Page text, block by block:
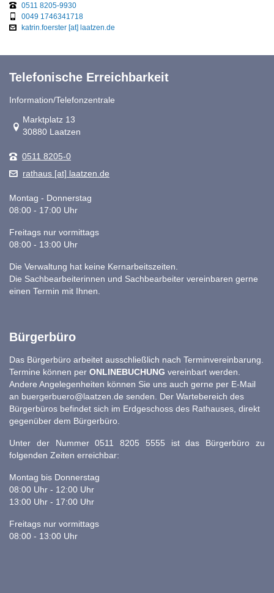
0511 8205-9930
0049 1746341718
katrin.foerster [at] laatzen.de
Telefonische Erreichbarkeit
Information/Telefonzentrale
Link zur Google-Maps Navigation
Marktplatz 13
30880 Laatzen
0511 8205-0
rathaus [at] laatzen.de
Montag - Donnerstag
08:00 - 17:00 Uhr
Freitags nur vormittags
08:00 - 13:00 Uhr
Die Verwaltung hat keine Kernarbeitszeiten.
Die Sachbearbeiterinnen und Sachbearbeiter vereinbaren gerne
einen Termin mit Ihnen.
Bürgerbüro
Das Bürgerbüro arbeitet ausschließlich nach Terminvereinbarung.
Termine können per ONLINEBUCHUNG vereinbart werden.
Andere Angelegenheiten können Sie uns auch gerne per E-Mail
an buergerbuero@laatzen.de senden. Der Wartebereich des
Bürgerbüros befindet sich im Erdgeschoss des Rathauses, direkt
gegenüber dem Bürgerbüro.
Unter der Nummer 0511 8205 5555 ist das Bürgerbüro zu
folgenden Zeiten erreichbar:
Montag bis Donnerstag
08:00 Uhr - 12:00 Uhr
13:00 Uhr - 17:00 Uhr
Freitags nur vormittags
08:00 - 13:00 Uhr